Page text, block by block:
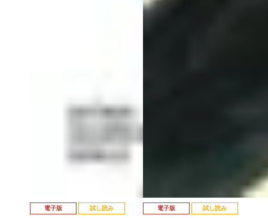
電子版 試し読み 電子版 試し読み